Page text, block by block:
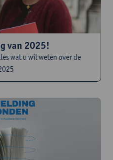
van 2025!
wat u wil weten over de